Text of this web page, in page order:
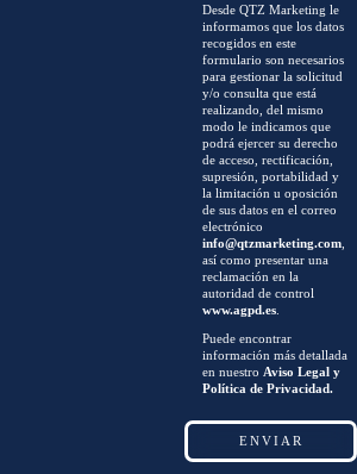
Desde QTZ Marketing le
informamos que los datos
recogidos en este
formulario son necesarios
para gestionar la solicitud
y/o consulta que está
realizando, del mismo
modo le indicamos que
podrá ejercer su derecho
de acceso, rectificación,
supresión, portabilidad y
la limitación u oposición
de sus datos en el correo
electrónico
info@qtzmarketing.com
así como presentar una
reclamación en la
autoridad de control
www.agpd.es
Puede encontrar
información más detallada
en nuestro Aviso Legal y
Política de Privacidad.